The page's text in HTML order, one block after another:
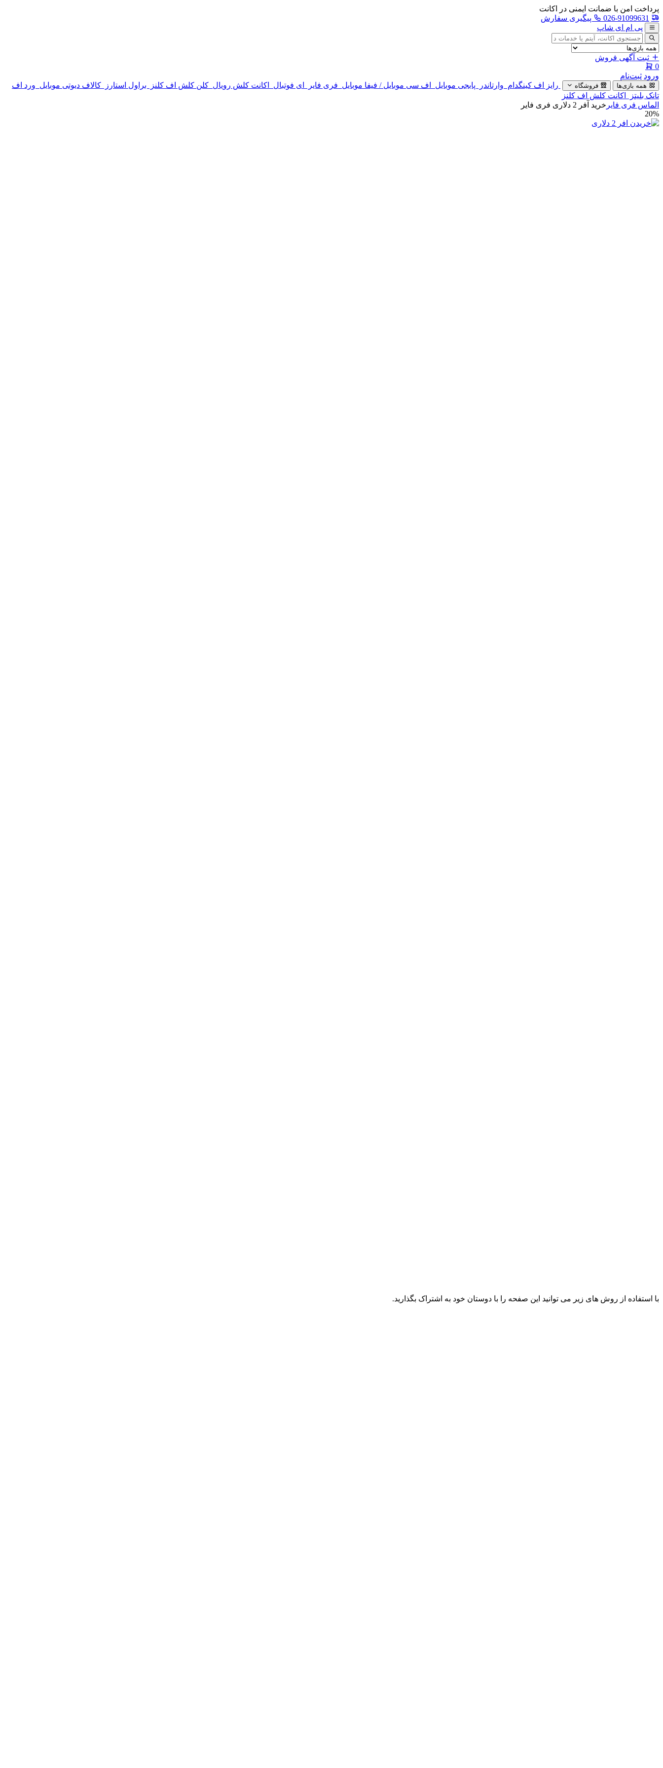
پرداخت امن با ضمانت ایمنی در اکانت
026-91099631
پیگیری سفارش
پی ام ای شاپ
جستجوی
آگهی
ثبت آگهی فروش
0
ورود ثبت‌نام
همه بازی‌ها فروشگاه رایز اف کینگدام وارتاندر پابجی موبایل اف سی موبایل / فیفا موبایل فری فایر ای فوتبال اکانت کلش رویال کلن کلش اف کلنز براول استارز کالاف دیوتی موبایل ورد اف
تانک بلیتز
اکانت کلش اف کلنز
الماس فری فایر خرید آفر 2 دلاری فری فایر
20%
با استفاده از روش های زیر می توانید این صفحه را با دوستان خود به اشتراک بگذارید.